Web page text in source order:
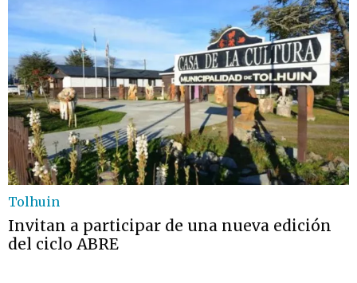
Tolhuin
Invitan a participar de una nueva edición
del ciclo ABRE